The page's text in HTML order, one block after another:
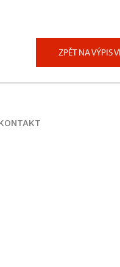
ZPĚT NA VÝPIS